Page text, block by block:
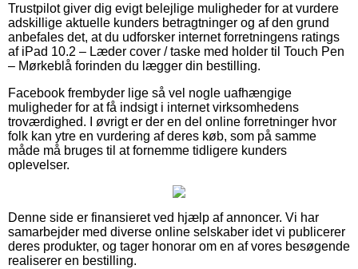
Trustpilot giver dig evigt belejlige muligheder for at vurdere
adskillige aktuelle kunders betragtninger og af den grund
anbefales det, at du udforsker internet forretningens ratings
af iPad 10.2 – Læder cover / taske med holder til Touch Pen
– Mørkeblå forinden du lægger din bestilling.
Facebook frembyder lige så vel nogle uafhængige
muligheder for at få indsigt i internet virksomhedens
troværdighed. I øvrigt er der en del online forretninger hvor
folk kan ytre en vurdering af deres køb, som på samme
måde må bruges til at fornemme tidligere kunders
oplevelser.
Denne side er finansieret ved hjælp af annoncer. Vi har
samarbejder med diverse online selskaber idet vi publicerer
deres produkter, og tager honorar om en af vores besøgende
realiserer en bestilling.